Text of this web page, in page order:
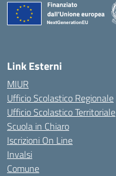
Link Esterni
MIUR
Ufficio Scolastico Regionale
Ufficio Scolastico Territoriale
Scuola in Chiaro
Iscrizioni On Line
Invalsi
Comune